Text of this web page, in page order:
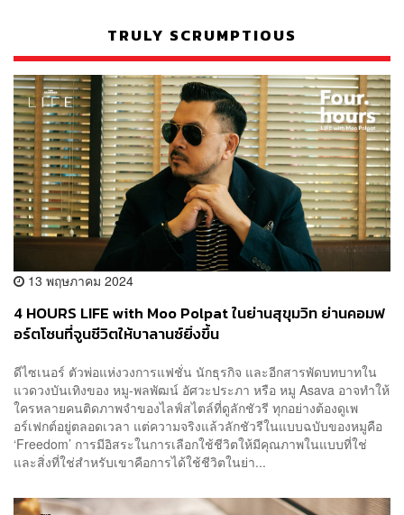
TRULY SCRUMPTIOUS
13 พฤษภาคม 2024
4 HOURS LIFE with Moo Polpat ในย่านสุขุมวิท ย่านคอมฟ
อร์ตโซนที่จูนชีวิตให้บาลานซ์ยิ่งขึ้น
ดีไซเนอร์ ตัวพ่อแห่งวงการแฟชั่น นักธุรกิจ และอีกสารพัดบทบาทใน
แวดวงบันเทิงของ หมู-พลพัฒน์ อัศวะประภา หรือ หมู Asava อาจทำให้
ใครหลายคนติดภาพจำของไลฟ์สไตล์ที่ดูลักชัวรี ทุกอย่างต้องดูเพ
อร์เฟกต์อยู่ตลอดเวลา แต่ความจริงแล้วลักชัวรีในแบบฉบับของหมูคือ
‘Freedom’ การมีอิสระในการเลือกใช้ชีวิตให้มีคุณภาพในแบบที่ใช่
และสิ่งที่ใช่สำหรับเขาคือการได้ใช้ชีวิตในย่า...